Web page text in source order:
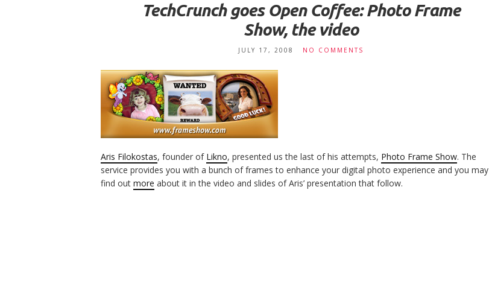
TechCrunch goes Open Coffee: Photo Frame
Show, the video
JULY 17, 2008 NO COMMENTS
Aris Filokostas, founder of Likno, presented us the last of his attempts, Photo Frame Show. The
service provides you with a bunch of frames to enhance your digital photo experience and you may
find out more about it in the video and slides of Aris’ presentation that follow.